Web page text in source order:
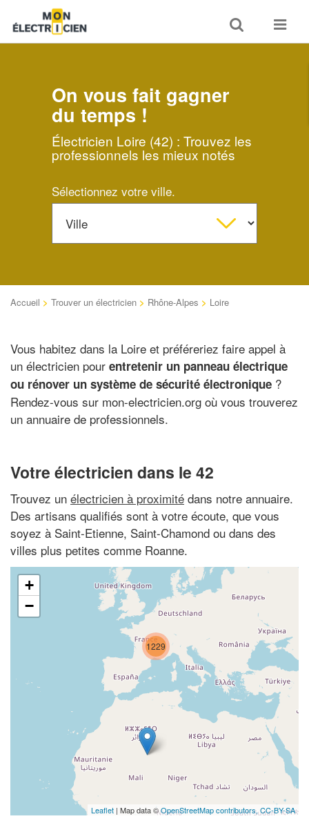
Toggle
search
Toggle
On vous fait gagner
du temps !
Électricien Loire (42) : Trouvez les
professionnels les mieux notés
Sélectionnez votre ville.
Accueil > Trouver un électricien > Rhône-Alpes > Loire
Vous habitez dans la Loire et préféreriez faire appel à
un électricien pour entretenir un panneau électrique
ou rénover un système de sécurité électronique ?
Rendez-vous sur mon-electricien.org où vous trouverez
un annuaire de professionnels.
Votre électricien dans le 42
Trouvez un électricien à proximité dans notre annuaire.
Des artisans qualifiés sont à votre écoute, que vous
soyez à Saint-Etienne, Saint-Chamond ou dans des
villes plus petites comme Roanne.
1229
+
−
Leaflet | Map data ©OpenStreetMap contributors,CC-BY-SA